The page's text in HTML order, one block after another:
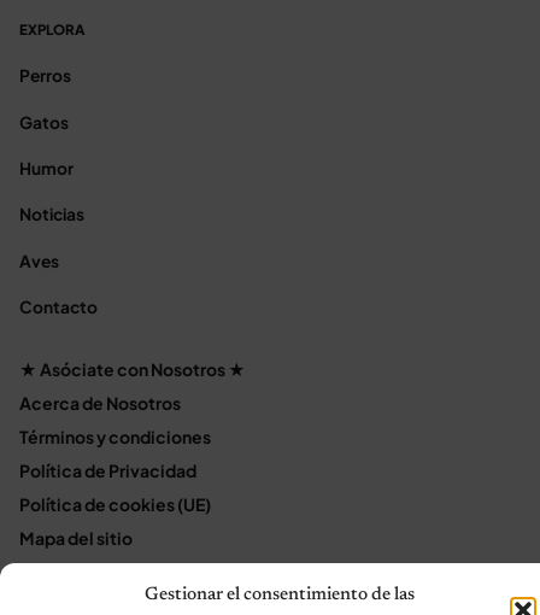
Gestionar el consentimiento de las
EXPLORA
Perros
Gatos
Humor
Noticias
Aves
Contacto
★ Asóciate con Nosotros ★
Acerca de Nosotros
Términos y condiciones
Política de Privacidad
Política de cookies (UE)
Mapa del sitio
Terms and Conditions